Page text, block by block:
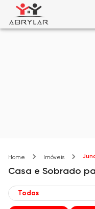
Home Imóveis
Casa e Sobrado